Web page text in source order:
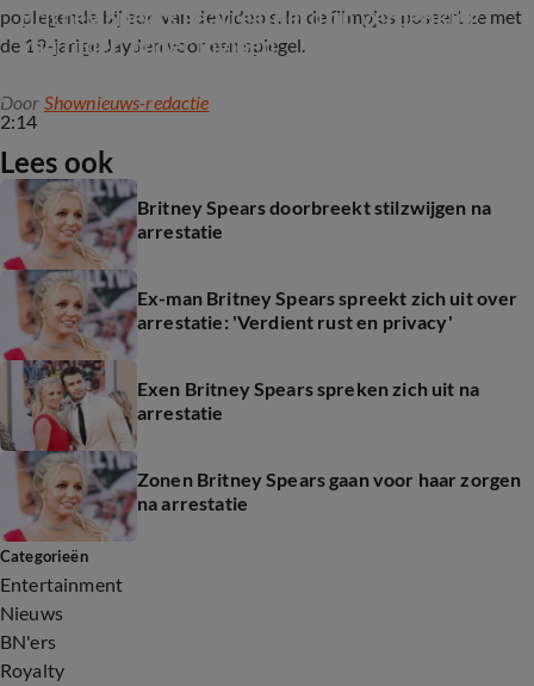
poplegende bij een van de video's. In de filmpjes poseert ze met
de 19-jarige Jayden voor een spiegel.
2:14
Britney Spears gearresteerd op verdenking
van rijden onder invloed
Door Shownieuws-redactie
Lees ook
Britney Spears doorbreekt stilzwijgen na
arrestatie
Ex-man Britney Spears spreekt zich uit over
arrestatie: 'Verdient rust en privacy'
Exen Britney Spears spreken zich uit na
arrestatie
Zonen Britney Spears gaan voor haar zorgen
na arrestatie
Categorieën
Entertainment
Nieuws
BN'ers
Royalty